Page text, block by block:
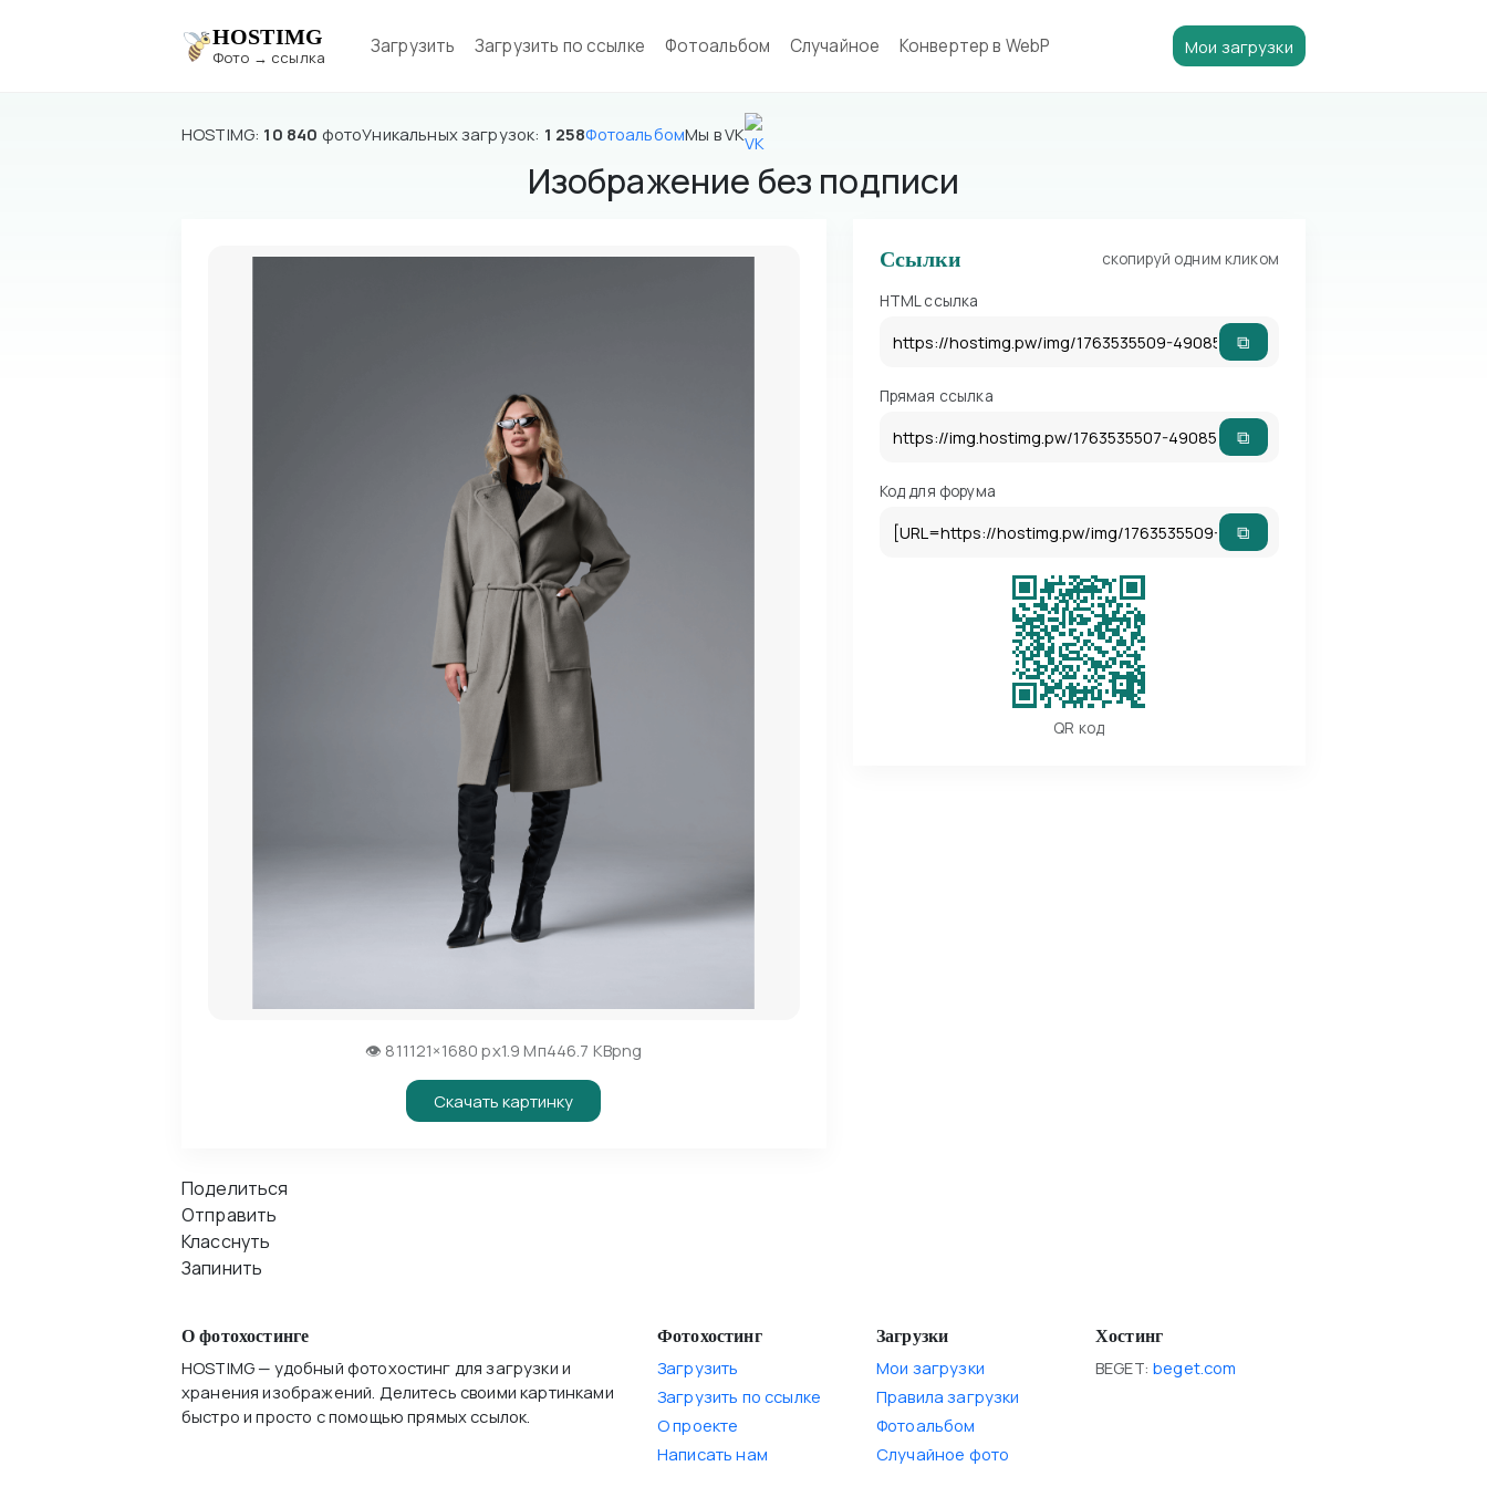
HOSTIMG
Фото → ссылка
Загрузить Загрузить по ссылке Фотоальбом Случайное Конвертер в WebP Мои загрузки
HOSTIMG: 10 840 фотоУникальных загрузок: 1 258ФотоальбомМы в VK
Изображение без подписи
👁 811121×1680 px1.9 Мп446.7 KBpng
Скачать картинку
Ссылки скопируй одним кликом
HTML ссылка
⧉
Прямая ссылка
⧉
Код для форума
⧉
QR код
Поделиться
Отправить
Класснуть
Запинить
О фотохостинге
HOSTIMG — удобный фотохостинг для загрузки и
хранения изображений. Делитесь своими картинками
быстро и просто с помощью прямых ссылок.
Фотохостинг
Загрузить
Загрузить по ссылке
О проекте
Написать нам
Загрузки
Мои загрузки
Правила загрузки
Фотоальбом
Случайное фото
Хостинг
BEGET: beget.com